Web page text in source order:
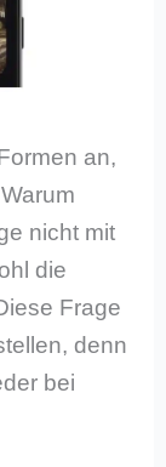
an,
nicht mit
die
Frage
denn
bei